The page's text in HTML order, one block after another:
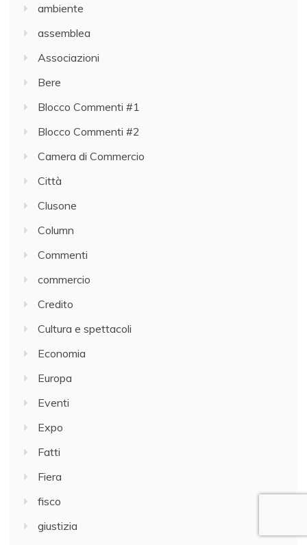
ambiente
assemblea
Associazioni
Bere
Blocco Commenti #1
Blocco Commenti #2
Camera di Commercio
Città
Clusone
Column
Commenti
commercio
Credito
Cultura e spettacoli
Economia
Europa
Eventi
Expo
Fatti
Fiera
fisco
giustizia